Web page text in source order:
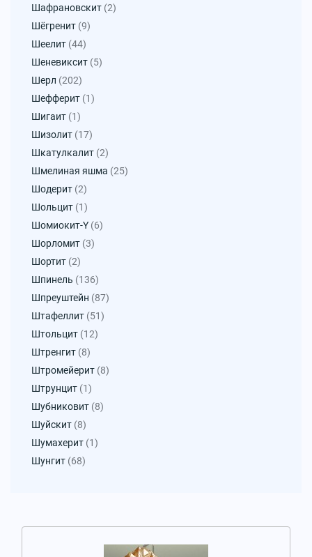
Шафрановскит (2)
Шёгренит (9)
Шеелит (44)
Шеневиксит (5)
Шерл (202)
Шефферит (1)
Шигаит (1)
Шизолит (17)
Шкатулкалит (2)
Шмелиная яшма (25)
Шодерит (2)
Шольцит (1)
Шомиокит-Y (6)
Шорломит (3)
Шортит (2)
Шпинель (136)
Шпреуштейн (87)
Штафеллит (51)
Штольцит (12)
Штренгит (8)
Штромейерит (8)
Штрунцит (1)
Шубниковит (8)
Шуйскит (8)
Шумахерит (1)
Шунгит (68)